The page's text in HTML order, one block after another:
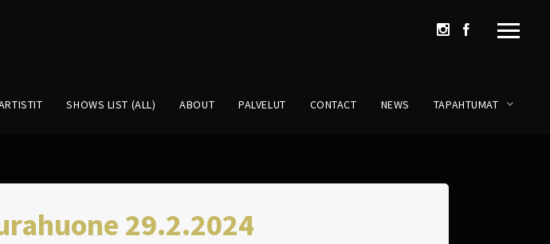
SHOWS LIST (ALL) ABOUT PALVELUT CONTACT NEWS TAPAHTUMAT
29.2.2024